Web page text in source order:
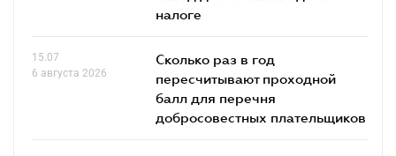
налоге
15.07
6 августа 2026
Сколько раз в год
пересчитывают проходной
балл для перечня
добросовестных плательщиков